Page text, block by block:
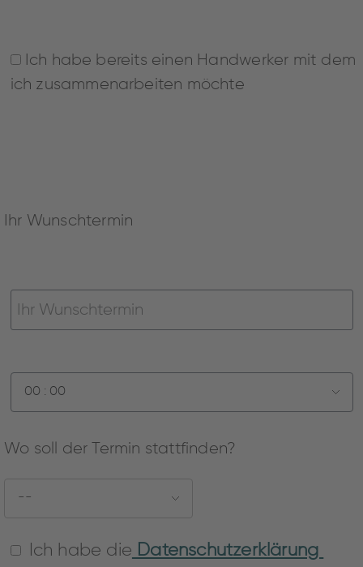
Ich habe bereits einen Handwerker mit dem
ich zusammenarbeiten möchte
Ihr Wunschtermin
Wo soll der Termin stattfinden?
Ich habe die Datenschutzerklärung